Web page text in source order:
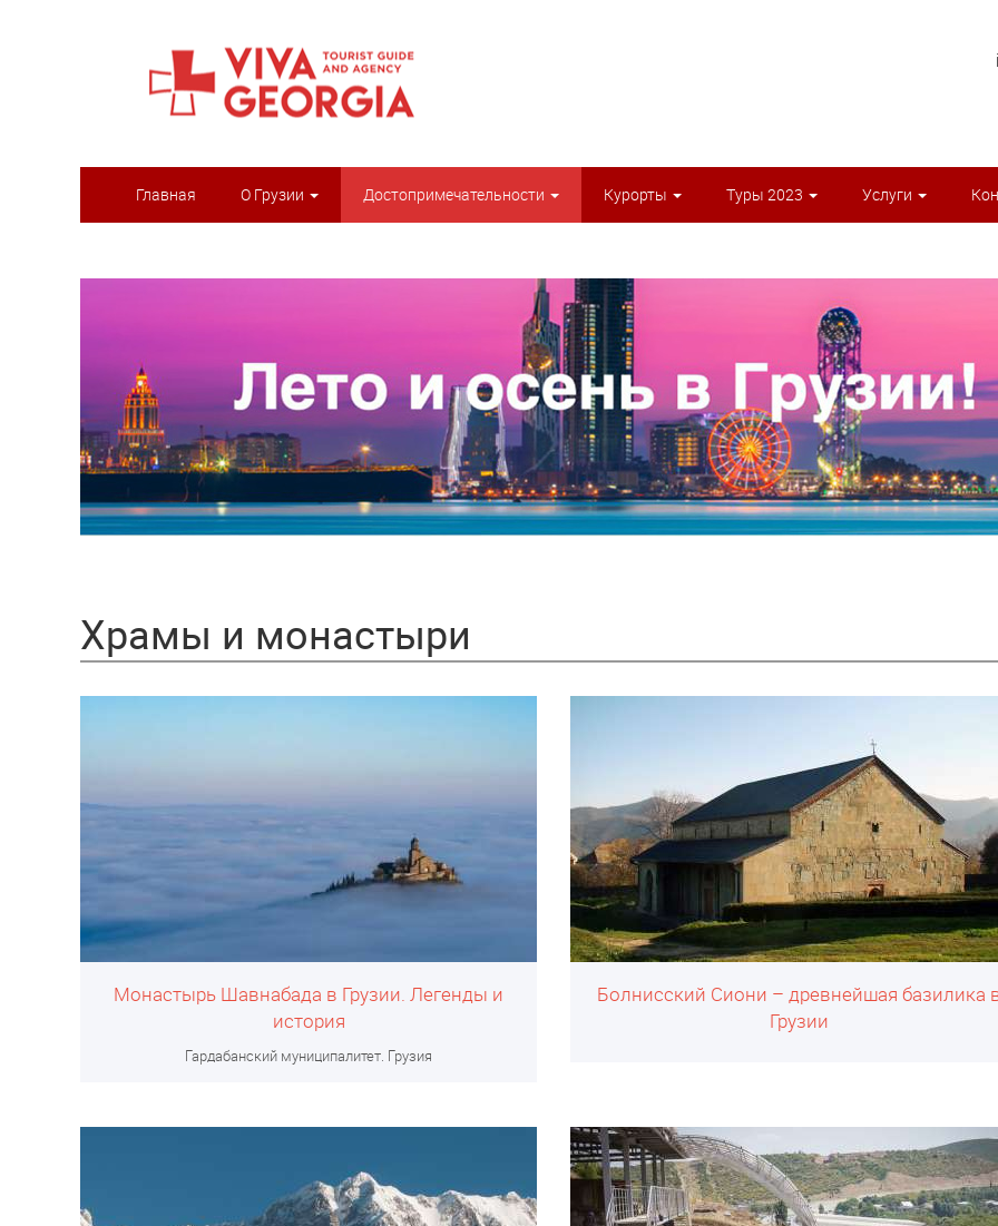
Главная О Грузии Достопримечательности Курорты Туры 2023 Услуги
Храмы и монастыри
Монастырь Шавнабада в Грузии. Легенды и
история
Гардабанский муниципалитет. Грузия
Болнисский Сиони – древнейшая базилика
Грузии